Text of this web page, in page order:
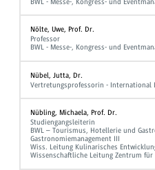
Nölte, Uwe, Prof. Dr.
Professor
BWL - Messe-, Kongress- und
Nübel, Jutta, Dr.
Vertretungsprofessorin - International
Nübling, Michaela, Prof. Dr.
Studiengangsleiterin
BWL – Tourismus, Hotellerie und
Gastronomiemanagement III
Wiss. Leitung Kulinarisches
Wissenschaftliche Leitung Zentrum für